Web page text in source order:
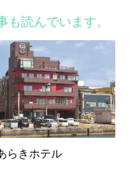
も読んでいます。
らきホテル